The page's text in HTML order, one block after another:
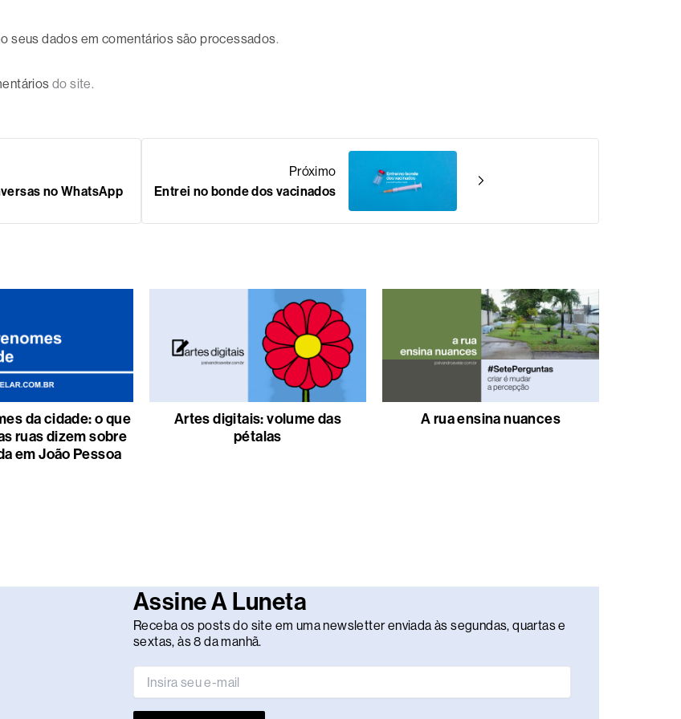
seus dados em comentários são processados.
do site.
no WhatsApp
Próximo
Entrei no bonde dos vacinados
da cidade: o que
ruas dizem sobre
em João Pessoa
Artes digitais: volume das
pétalas
A rua ensina nuances
Assine A Luneta
Receba os posts do site em uma newsletter enviada às segundas, quartas e
sextas, às 8 da manhã.